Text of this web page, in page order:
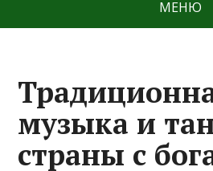
МЕНЮ
музыка и
страны с